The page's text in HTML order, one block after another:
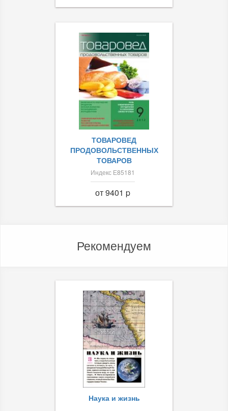
ТОВАРОВЕД
ПРОДОВОЛЬСТВЕННЫХ
ТОВАРОВ
Индекс Е85181
от 9401 p
Рекомендуем
Наука и жизнь